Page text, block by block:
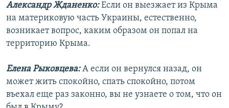
Александр Жданенко:Если он выезжает из Крыма
на материковую часть Украины, естественно,
возникает вопрос, каким образом он попал на
территорию Крыма.
Елена Рыковцева:А если он вернулся назад, он
может жить спокойно, спать спокойно, потом
въехал еще раз законно, вы не узнаете о том, что он